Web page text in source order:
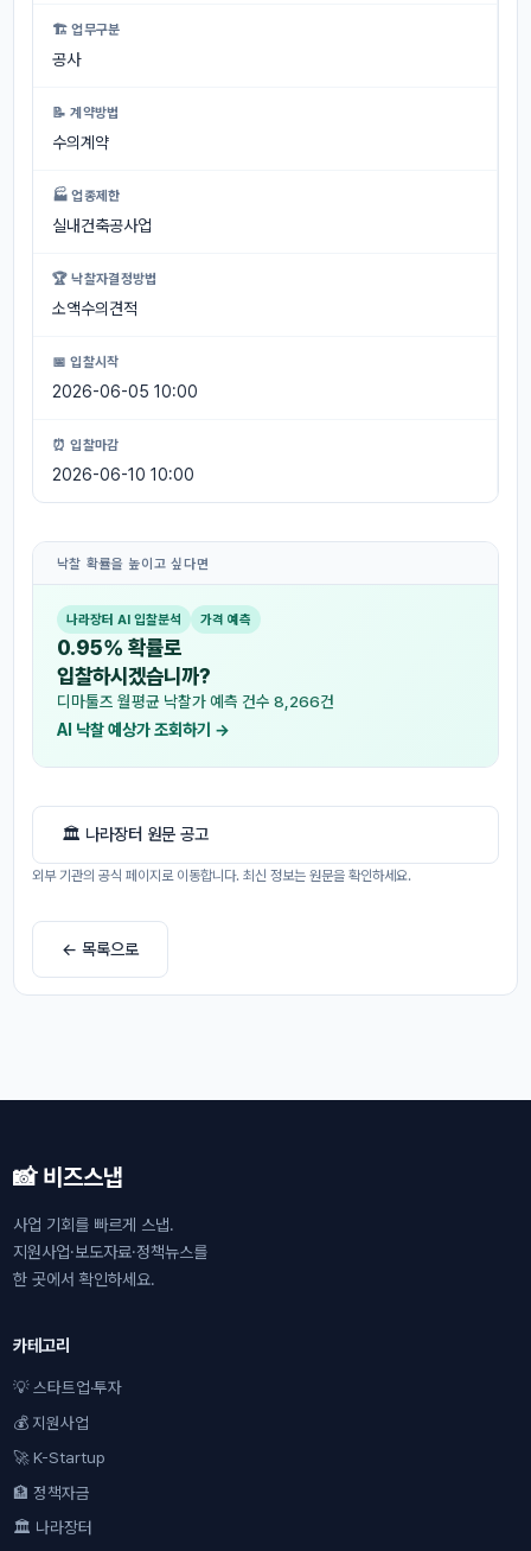
🏗 업무구분
공사
📝 계약방법
수의계약
🏭 업종제한
실내건축공사업
🏆 낙찰자결정방법
소액수의견적
📅 입찰시작
2026-06-05 10:00
⏰ 입찰마감
2026-06-10 10:00
낙찰 확률을 높이고 싶다면
나라장터 AI 입찰분석 가격 예측
0.95% 확률로
입찰하시겠습니까?
디마툴즈 월평균 낙찰가 예측 건수 8,266건
AI 낙찰 예상가 조회하기 →
🏛 나라장터 원문 공고
외부 기관의 공식 페이지로 이동합니다. 최신 정보는 원문을 확인하세요.
← 목록으로
📸 비즈스냅
사업 기회를 빠르게 스냅.
지원사업·보도자료·정책뉴스를
한 곳에서 확인하세요.
카테고리
💡 스타트업·투자
💰 지원사업
🚀 K-Startup
🏦 정책자금
🏛 나라장터